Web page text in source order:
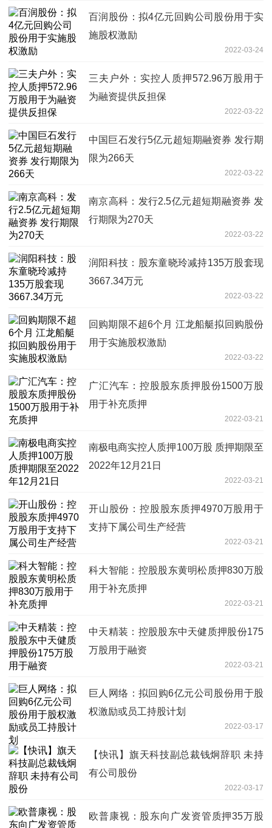
百润股份：拟4亿元回购公司股份用于实
施股权激励
2022-03-24
三夫户外：实控人质押572.96万股用于
为融资提供反担保
2022-03-22
中国巨石发行5亿元超短期融资券 发行期
限为266天
2022-03-22
南京高科：发行2.5亿元超短期融资券 发
行期限为270天
2022-03-22
润阳科技：股东童晓玲减持135万股套现
3667.34万元
2022-03-22
回购期限不超6个月 江龙船艇拟回购股份
用于实施股权激励
2022-03-22
广汇汽车：控股股东质押股份1500万股
用于补充质押
2022-03-21
南极电商实控人质押100万股 质押期限至
2022年12月21日
2022-03-21
开山股份：控股股东质押4970万股用于
支持下属公司生产经营
2022-03-21
科大智能：控股股东黄明松质押830万股
用于补充质押
2022-03-21
中天精装：控股股东中天健质押股份175
万股用于融资
2022-03-21
巨人网络：拟回购6亿元公司股份用于股
权激励或员工持股计划
2022-03-17
【快讯】旗天科技副总裁钱炯辞职 未持
有公司股份
2022-03-17
欧普康视：股东向广发资管质押35万股